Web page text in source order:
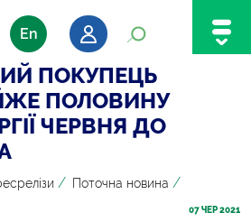
En
ПОКУПЕЦЬ
ПОЛОВИНУ
ЧЕРВНЯ ДО
/ Поточна новина /
07 ЧЕР 2021